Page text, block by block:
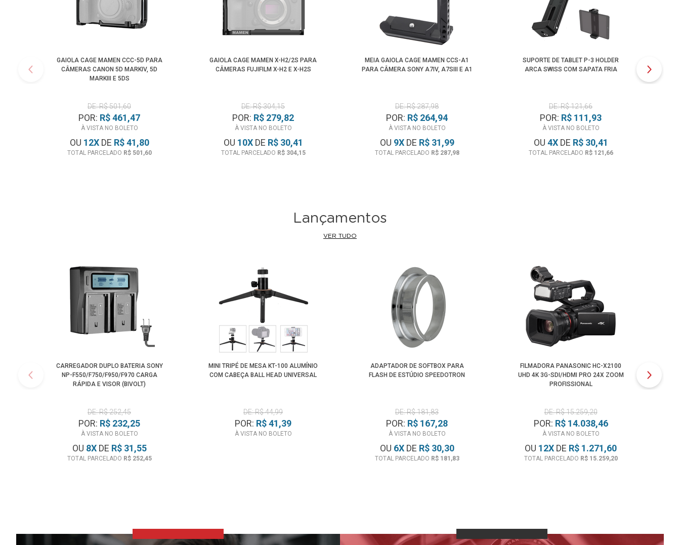
GAIOLA CAGE MAMEN CCC-5D PARA
CÂMERAS CANON 5D MARKIV, 5D
MARKIII E 5DS
DE: R$ 501,60
POR: R$ 461,47
À VISTA NO BOLETO
OU 12XDE R$ 41,80
TOTAL PARCELADO R$ 501,60
GAIOLA CAGE MAMEN X-H2/2S PARA
CÂMERAS FUJIFILM X-H2 E X-H2S
DE: R$ 304,15
POR: R$ 279,82
À VISTA NO BOLETO
OU 10XDE R$ 30,41
TOTAL PARCELADO R$ 304,15
MEIA GAIOLA CAGE MAMEN CCS-A1
PARA CÂMERA SONY A7IV, A7SIII E A1
DE: R$ 287,98
POR: R$ 264,94
À VISTA NO BOLETO
OU 9XDE R$ 31,99
TOTAL PARCELADO R$ 287,98
SUPORTE DE TABLET P-3 HOLDER
ARCA SWISS COM SAPATA FRIA
DE: R$ 121,66
POR: R$ 111,93
À VISTA NO BOLETO
OU 4XDE R$ 30,41
TOTAL PARCELADO R$ 121,66
Lançamentos
VER TUDO
CARREGADOR DUPLO BATERIA SONY
NP-F550/F750/F950/F970 CARGA
RÁPIDA E VISOR (BIVOLT)
DE: R$ 252,45
POR: R$ 232,25
À VISTA NO BOLETO
OU 8XDE R$ 31,55
TOTAL PARCELADO R$ 252,45
MINI TRIPÉ DE MESA KT-100 ALUMÍNIO
COM CABEÇA BALL HEAD UNIVERSAL
DE: R$ 44,99
POR: R$ 41,39
À VISTA NO BOLETO
ADAPTADOR DE SOFTBOX PARA
FLASH DE ESTÚDIO SPEEDOTRON
DE: R$ 181,83
POR: R$ 167,28
À VISTA NO BOLETO
OU 6XDE R$ 30,30
TOTAL PARCELADO R$ 181,83
FILMADORA PANASONIC HC-X2100
UHD 4K 3G-SDI/HDMI PRO 24X ZOOM
PROFISSIONAL
DE: R$ 15.259,20
POR: R$ 14.038,46
À VISTA NO BOLETO
OU 12X DE R$ 1.271,60
TOTAL PARCELADO R$ 15.259,20